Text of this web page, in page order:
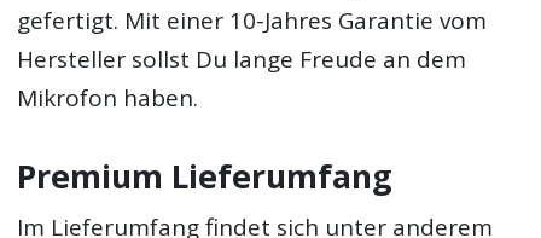
gefertigt. Mit einer 10-Jahres Garantie vom
Hersteller sollst Du lange Freude an dem
Mikrofon haben.
Premium Lieferumfang
Im Lieferumfang findet sich unter anderem